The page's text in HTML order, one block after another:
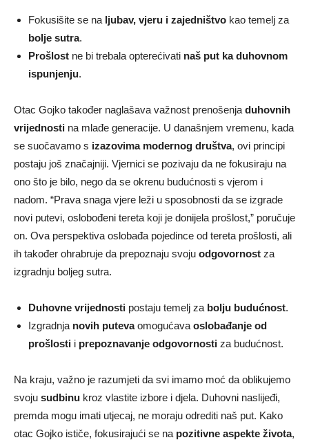
Fokusišite se na ljubav, vjeru i zajedništvo kao temelj za
bolje sutra.
Prošlost ne bi trebala opterećivati naš put ka duhovnom
ispunjenju.
Otac Gojko također naglašava važnost prenošenja duhovnih
vrijednosti na mlađe generacije. U današnjem vremenu, kada
se suočavamo s izazovima modernog društva, ovi principi
postaju još značajniji. Vjernici se pozivaju da ne fokusiraju na
ono što je bilo, nego da se okrenu budućnosti s vjerom i
nadom. “Prava snaga vjere leži u sposobnosti da se izgrade
novi putevi, oslobođeni tereta koji je donijela prošlost,” poručuje
on. Ova perspektiva oslobađa pojedince od tereta prošlosti, ali
ih također ohrabruje da prepoznaju svoju odgovornost za
izgradnju boljeg sutra.
Duhovne vrijednosti postaju temelj za bolju budućnost.
Izgradnja novih putevaomogućava oslobađanje od
prošlosti i prepoznavanje odgovornosti za budućnost.
Na kraju, važno je razumjeti da svi imamo moć da oblikujemo
svoju sudbinu kroz vlastite izbore i djela. Duhovni naslijeđi,
premda mogu imati utjecaj, ne moraju odrediti naš put. Kako
otac Gojko ističe, fokusirajući se na pozitivne aspekte života,